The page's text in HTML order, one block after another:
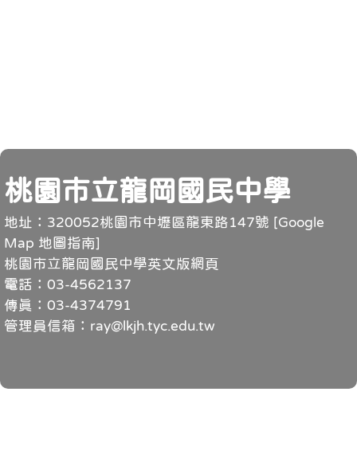
頁尾
桃園市立龍岡國民中學
地址：320052桃園市中壢區龍東路147號 [Google
Map 地圖指南]
桃園市立龍岡國民中學英文版網頁
電話：03-4562137
傳真：03-4374791
管理員信箱：ray@lkjh.tyc.edu.tw